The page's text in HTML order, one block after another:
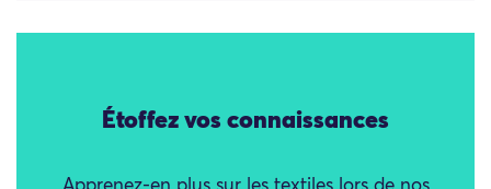
Étoffez vos connaissances